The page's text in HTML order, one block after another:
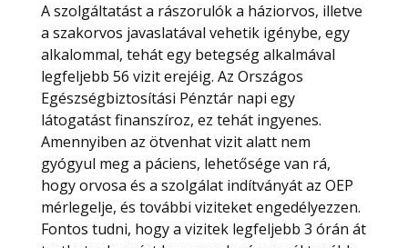
A szolgáltatást a rászorulók a háziorvos, illetve
a szakorvos javaslatával vehetik igénybe, egy
alkalommal, tehát egy betegség alkalmával
legfeljebb 56 vizit erejéig. Az Országos
Egészségbiztosítási Pénztár napi egy
látogatást finanszíroz, ez tehát ingyenes.
Amennyiben az ötvenhat vizit alatt nem
gyógyul meg a páciens, lehetősége van rá,
hogy orvosa és a szolgálat indítványát az OEP
mérlegelje, és további viziteket engedélyezzen.
Fontos tudni, hogy a vizitek legfeljebb 3 órán át